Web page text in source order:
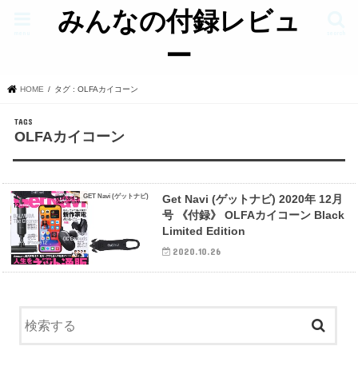
みんなの付録レビュ
ー
HOME タグ : OLFAカイコーン
OLFAカイコーン
GET Navi (ゲットナビ)
Get Navi (ゲットナビ) 2020年 12月
号 《付録》 OLFAカイコーン Black
Limited Edition
2020.10.26